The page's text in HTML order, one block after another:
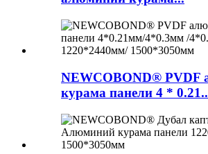
NEWCOBOND® PVDF
курама панели 4 *